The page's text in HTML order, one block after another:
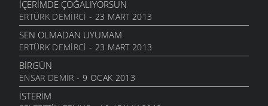
ÖĞRETMENI GÖR
6 MART 2006
ÇORUH
6 MART 2006
SANA MUHTACIM
6 MART 2006
İÇERIMDE ÇOĞALIYORSUN
ERTÜRK DEMIRCI - 23 MART 2013
SEN OLMADAN UYUMAM
ERTÜRK DEMIRCI - 23 MART 2013
BIRGÜN
ENSAR DEMIR - 9 OCAK 2013
İSTERIM